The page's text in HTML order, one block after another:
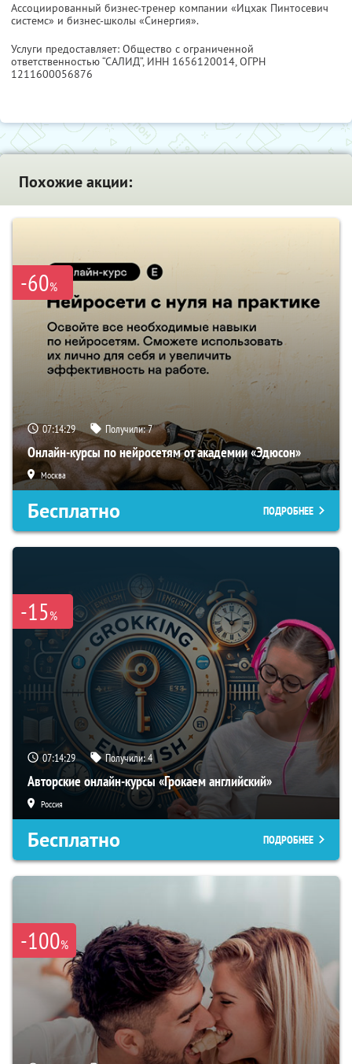
Ассоциированный бизнес-тренер компании «Ицхак Пинтосевич
системс» и бизнес-школы «Синергия».
Услуги предоставляет: Общество с ограниченной
ответственностью “САЛИД”, ИНН 1656120014, ОГРН
1211600056876
Похожие акции:
-60%
07:14:28 Получили:7
Онлайн-курсы по нейросетям от академии «Эдюсон»
Москва
Бесплатно ПОДРОБНЕЕ
-15%
07:14:28 Получили:4
Авторские онлайн-курсы «Грокаем английский»
Россия
Бесплатно ПОДРОБНЕЕ
-100%